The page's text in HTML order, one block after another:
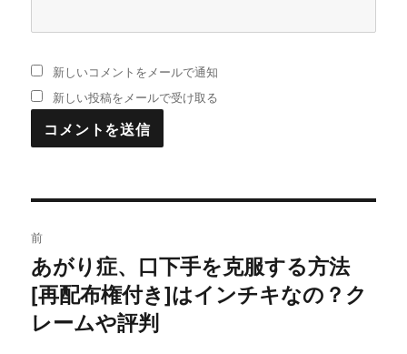
新しいコメントをメールで通知
新しい投稿をメールで受け取る
稿
ナ
ビ
前
過
去
の
あがり症、口下手を克服する方法
[再配布権付き]はインチキなの？ク
レームや評判